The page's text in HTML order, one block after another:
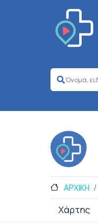
ΑΡΧΙΚΗ
Χάρτης